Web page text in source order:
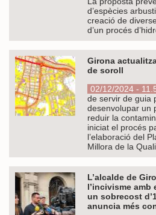
d’espècies
creació de
d’un procés
Girona
de soroll
02/12/2024 -
de servir de guia
desenvolupar un
reduir la
iniciat el procés
l’elaboració del
Millora de la
L’alcalde de
l’incivisme
un sobrecost
anuncia més